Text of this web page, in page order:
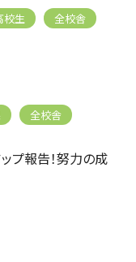
校生
全校舎
全校舎
プ報告！努力の成